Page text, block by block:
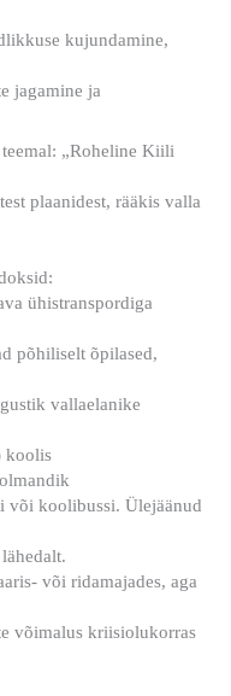
kujundamine,
jagamine ja
„Roheline Kiili
plaanidest, rääkis valla
ühistranspordiga
põhiliselt õpilased,
vallaelanike
koolis
või koolibussi. Ülejäänud
või ridamajades, aga
võimalus kriisiolukorras